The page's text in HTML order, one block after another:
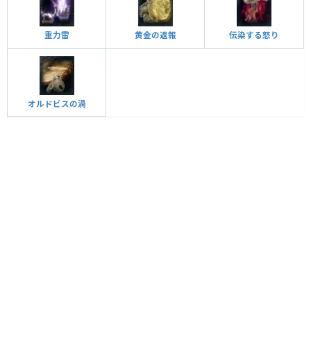
重力雷 黄金の返報 伝染する怒り
オルドビスの渦